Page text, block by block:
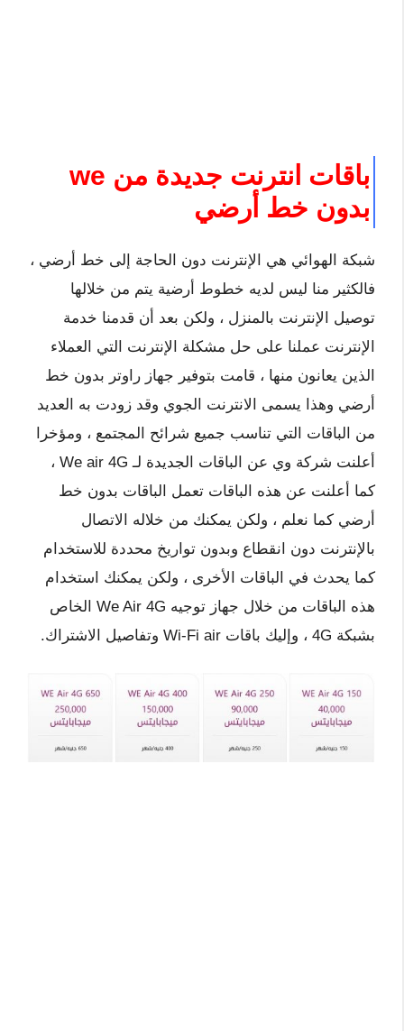
باقات انترنت جديدة من we
بدون خط أرضي
شبكة الهوائي هي الإنترنت دون الحاجة إلى خط أرضي ،
فالكثير منا ليس لديه خطوط أرضية يتم من خلالها
توصيل الإنترنت بالمنزل ، ولكن بعد أن قدمنا ​​خدمة
الإنترنت عملنا على حل مشكلة الإنترنت التي العملاء
الذين يعانون منها ، قامت بتوفير جهاز راوتر بدون خط
أرضي وهذا يسمى الانترنت الجوي وقد زودت به العديد
من الباقات التي تناسب جميع شرائح المجتمع ، ومؤخرا
أعلنت شركة وي عن الباقات الجديدة لـ We air 4G ،
كما أعلنت عن هذه الباقات تعمل الباقات بدون خط
أرضي كما نعلم ، ولكن يمكنك من خلاله الاتصال
بالإنترنت دون انقطاع وبدون تواريخ محددة للاستخدام
كما يحدث في الباقات الأخرى ، ولكن يمكنك استخدام
هذه الباقات من خلال جهاز توجيه We Air 4G الخاص
بشبكة 4G ، وإليك باقات Wi-Fi air وتفاصيل الاشتراك.